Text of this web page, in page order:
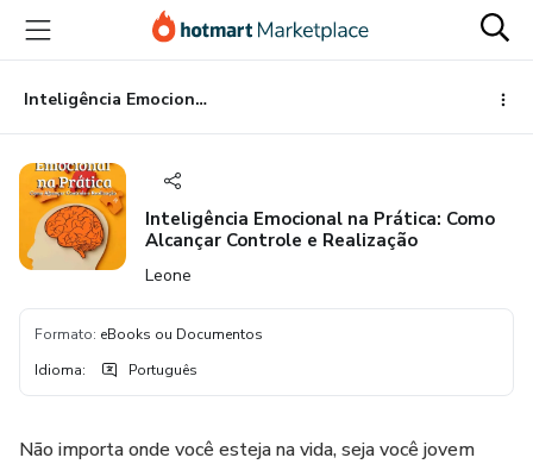
para
conteúdo
principal
para
pagamento
para
rodapé
Inteligência Emocional na Prática: Como Alcançar Controle e Realização
Inteligência Emocional na Prática: Como
Alcançar Controle e Realização
Leone
Formato: eBooks ou Documentos
Idioma: Português
Não importa onde você esteja na vida, seja você jovem